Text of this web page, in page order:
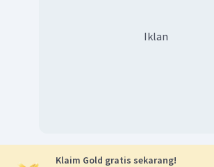
Iklan
Klaim Gold gratis sekarang!